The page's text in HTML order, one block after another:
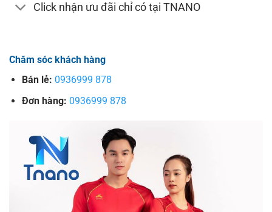
Click nhận ưu đãi chỉ có tại TNANO
Chăm sóc khách hàng
Bán lẻ: 0936999 878
Đơn hàng: 0936999 878